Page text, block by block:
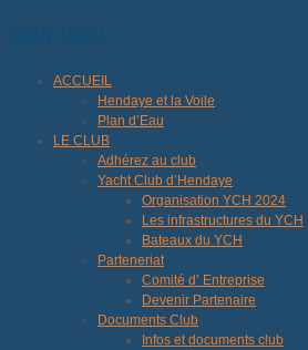
MAIN MENU
ACCUEIL
Hendaye et la Voile
Plan d’Eau
LE CLUB
Adhérez au club
Yacht Club d’Hendaye
Organisation YCH 2024
Les infrastructures du YCH
Bateaux du YCH
Parteneriat
Comité d’ Entreprise
Devenir Partenaire
Documents Club
Infos et documents club